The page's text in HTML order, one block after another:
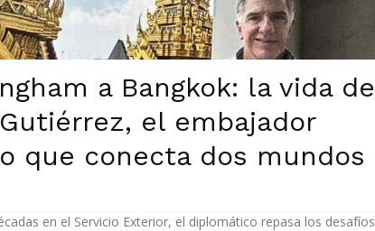
a Bangkok: la vida de
el embajador
que conecta dos mundos
en el Servicio Exterior, el diplomático repasa los desafíos